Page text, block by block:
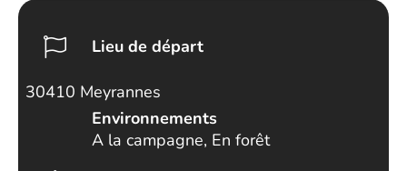
Lieu de départ
30410 Meyrannes
Environnements
A la campagne, En forêt